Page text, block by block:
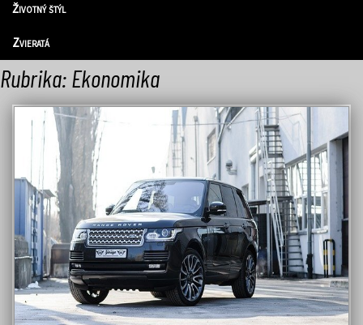
Životný štýl
Zvieratá
Rubrika:Ekonomika